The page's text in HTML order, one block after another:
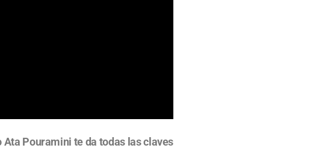
Pouramini te da todas las claves